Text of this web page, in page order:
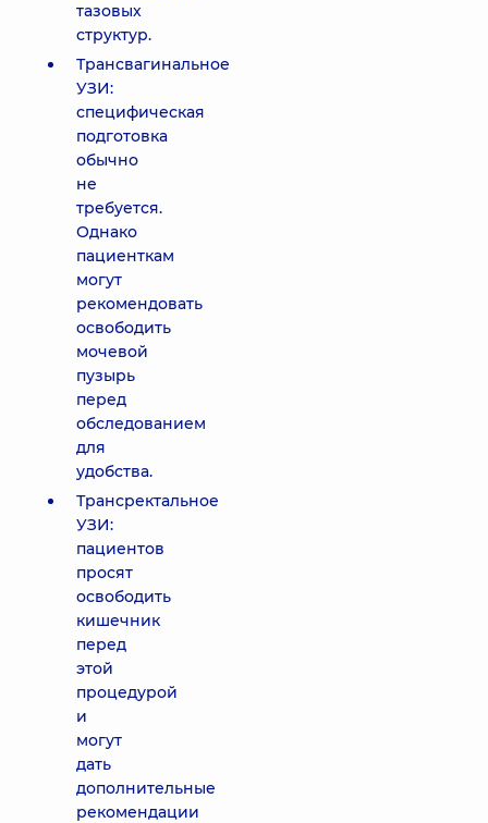
тазовых
структур.
Трансвагинальное
УЗИ:
специфическая
подготовка
обычно
не
требуется.
Однако
пациенткам
могут
рекомендовать
освободить
мочевой
пузырь
перед
обследованием
для
удобства.
Трансректальное
УЗИ:
пациентов
просят
освободить
кишечник
перед
этой
процедурой
и
могут
дать
дополнительные
рекомендации